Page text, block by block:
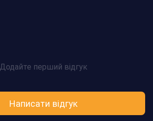
Додайте перший відгук
Написати відгук